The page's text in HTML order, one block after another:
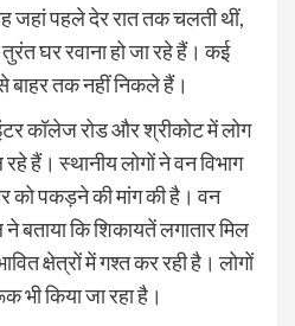
जहां पहले देर रात तक चलती थीं,
घर रवाना हो जा रहे हैं। कई
बाहर तक नहीं निकले हैं।
कॉलेज रोड और श्रीकोट में लोग
हैं। स्थानीय लोगों ने वन विभाग
को पकड़ने की मांग की है। वन
ने बताया कि शिकायतें लगातार मिल
क्षेत्रों में गश्त कर रही है। लोगों
भी किया जा रहा है।